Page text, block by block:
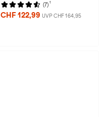
(7) 1
CHF 122,99 UVP CHF 164,95